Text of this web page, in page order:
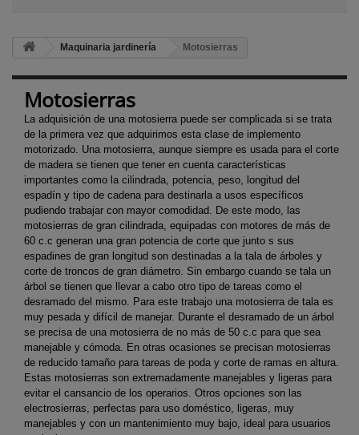
Maquinaria jardinería Motosierras
Motosierras
La adquisición de una motosierra puede ser complicada si se trata
de la primera vez que adquirimos esta clase de implemento
motorizado. Una motosierra, aunque siempre es usada para el corte
de madera se tienen que tener en cuenta características
importantes como la cilindrada, potencia, peso, longitud del
espadín y tipo de cadena para destinarla a usos específicos
pudiendo trabajar con mayor comodidad. De este modo, las
motosierras de gran cilindrada, equipadas con motores de más de
60 c.c generan una gran potencia de corte que junto s sus
espadines de gran longitud son destinadas a la tala de árboles y
corte de troncos de gran diámetro. Sin embargo cuando se tala un
árbol se tienen que llevar a cabo otro tipo de tareas como el
desramado del mismo. Para este trabajo una motosierra de tala es
muy pesada y difícil de manejar. Durante el desramado de un árbol
se precisa de una motosierra de no más de 50 c.c para que sea
manejable y cómoda. En otras ocasiones se precisan motosierras
de reducido tamaño para tareas de poda y corte de ramas en altura.
Estas motosierras son extremadamente manejables y ligeras para
evitar el cansancio de los operarios. Otros opciones son las
electrosierras, perfectas para uso doméstico, ligeras, muy
manejables y con un mantenimiento muy bajo, ideal para usuarios